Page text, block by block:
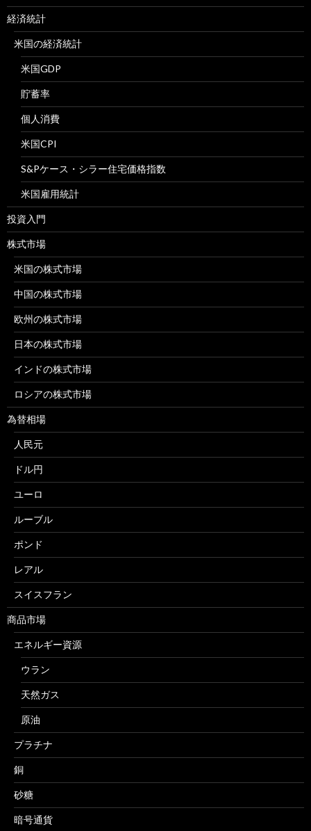
経済統計
米国の経済統計
米国GDP
貯蓄率
個人消費
米国CPI
S&Pケース・シラー住宅価格指数
米国雇用統計
投資入門
株式市場
米国の株式市場
中国の株式市場
欧州の株式市場
日本の株式市場
インドの株式市場
ロシアの株式市場
為替相場
人民元
ドル円
ユーロ
ルーブル
ポンド
レアル
スイスフラン
商品市場
エネルギー資源
ウラン
天然ガス
原油
プラチナ
銅
砂糖
暗号通貨